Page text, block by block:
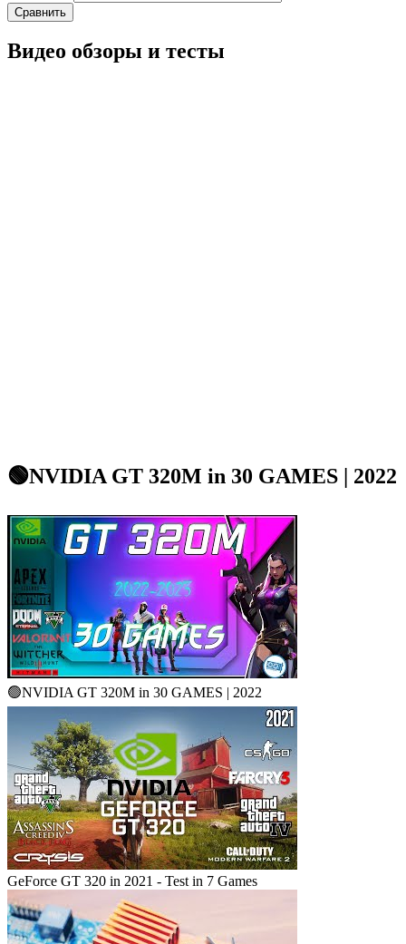
Сравнить
Видео обзоры и тесты
🟢NVIDIA GT 320M in 30 GAMES | 2022
🟢NVIDIA GT 320M in 30 GAMES | 2022
GeForce GT 320 in 2021 - Test in 7 Games